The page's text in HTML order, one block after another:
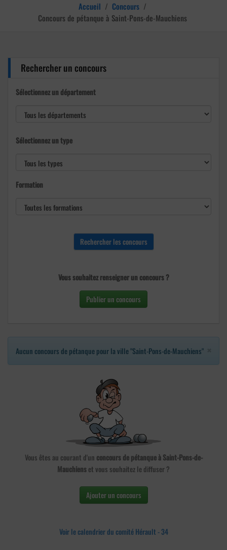
Accueil / Concours /
Concours de pétanque à Saint-Pons-de-Mauchiens
Rechercher un concours
Sélectionnez un département
Sélectionnez un type
Formation
Vous souhaitez renseigner un concours ?
Publier un concours
Aucun concours de pétanque pour la ville "Saint-Pons-de-Mauchiens"
Vous êtes au courant d'un concours de pétanque à Saint-Pons-de-
Mauchienset vous souhaitez le diffuser ?
Ajouter un concours
Voir le calendrier du comité Hérault - 34